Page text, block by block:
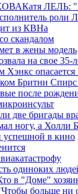
Катя ЛЕЛЬ:
роли
из КВНа
скандалом
в жены модель
на свое
опасается
Бритни
после
две бригады
ногу, а Холли
успешной в кино
одиноких
в "Доме"
больше ни